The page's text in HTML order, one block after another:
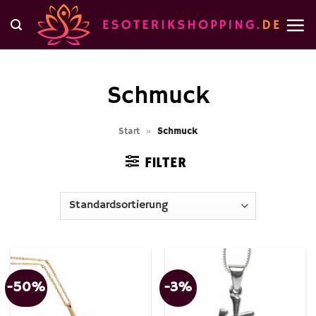
Inhalt
springen
Schmuck
Start » Schmuck
FILTER
-50% -3%